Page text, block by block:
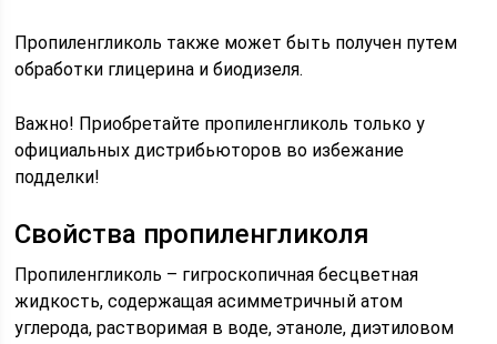
Пропиленгликоль также может быть получен путем
обработки глицерина и биодизеля.
Важно! Приобретайте пропиленгликоль только у
официальных дистрибьюторов во избежание
подделки!
Свойства пропиленгликоля
Пропиленгликоль – гигроскопичная бесцветная
жидкость, содержащая асимметричный атом
углерода, растворимая в воде, этаноле, диэтиловом